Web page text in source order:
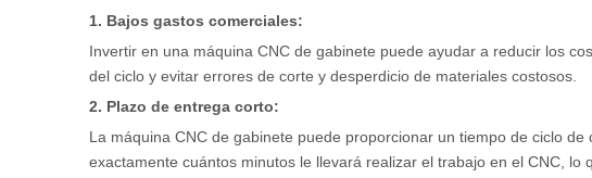
1. Bajos gastos comerciales:
Invertir en una máquina CNC de gabinete puede ayudar a reducir los
del ciclo y evitar errores de corte y desperdicio de materiales costosos.
2. Plazo de entrega corto:
La máquina CNC de gabinete puede proporcionar un tiempo de ciclo
exactamente cuántos minutos le llevará realizar el trabajo en el CNC,